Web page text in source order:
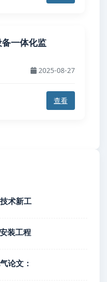
一体化监
2025-08-27
查看
术新工
装工程
论文：